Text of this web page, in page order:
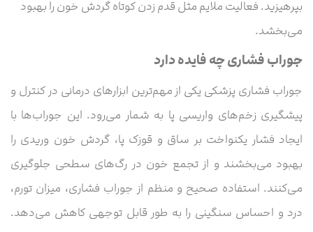
بپرهیزید. فعالیت ملایم مثل قدم زدن کوتاه گردش خون را بهبود
می‌بخشد.
جوراب فشاری چه فایده دارد
جوراب فشاری پزشکی یکی از مهم‌ترین ابزارهای درمانی در کنترل و
پیشگیری زخم‌های واریسی پا به شمار می‌رود. این جوراب‌ها با
ایجاد فشار یکنواخت بر ساق و قوزک پا، گردش خون وریدی را
بهبود می‌بخشند و از تجمع خون در رگ‌های سطحی جلوگیری
می‌کنند. استفاده صحیح و منظم از جوراب فشاری، میزان تورم،
درد و احساس سنگینی را به طور قابل توجهی کاهش می‌دهد.